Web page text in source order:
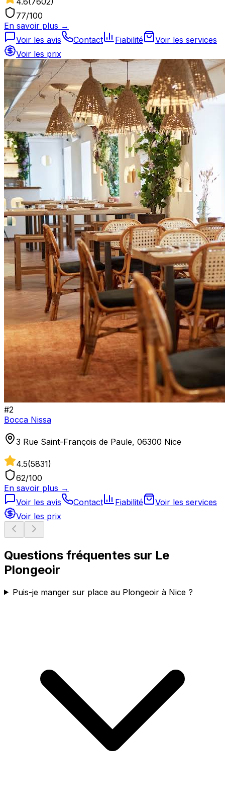
77/100
En savoir plus →
Voir les avis
Contact Fiabilité
Voir les services
Voir les prix
#2
Bocca Nissa
3 Rue Saint-François de Paule, 06300 Nice
4.5(5831)
62/100
En savoir plus →
Voir les avis
Contact Fiabilité
Voir les services
Voir les prix
Questions fréquentes sur Le
Plongeoir
Puis-je manger sur place au Plongeoir à Nice ?